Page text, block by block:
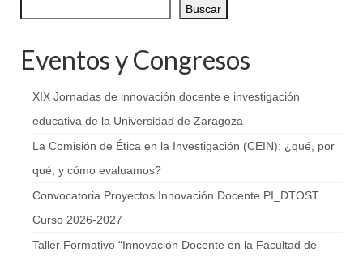
Buscar
Eventos y Congresos
XIX Jornadas de innovación docente e investigación
educativa de la Universidad de Zaragoza
La Comisión de Ética en la Investigación (CEIN): ¿qué, por
qué, y cómo evaluamos?
Convocatoria Proyectos Innovación Docente PI_DTOST
Curso 2026-2027
Taller Formativo “Innovación Docente en la Facultad de